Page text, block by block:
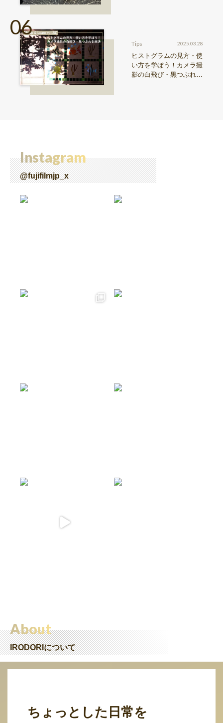
Tips 2025.03.28
ヒストグラムの見方・使
い方を学ぼう！カメラ撮
影の白飛び・黒つぶれを
Instagram
@fujifilmjp_x
About
IRODORIについて
ちょっとした日常を